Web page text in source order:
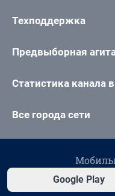
Техподдержка
Предвыборная
Статистика канала
Все города сети
Google Play